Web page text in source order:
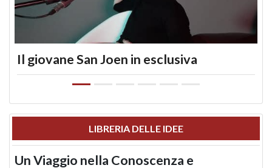
Il giovane San Joen in esclusiva
LIBRERIA DELLE IDEE
Un Viaggio nella Conoscenza e